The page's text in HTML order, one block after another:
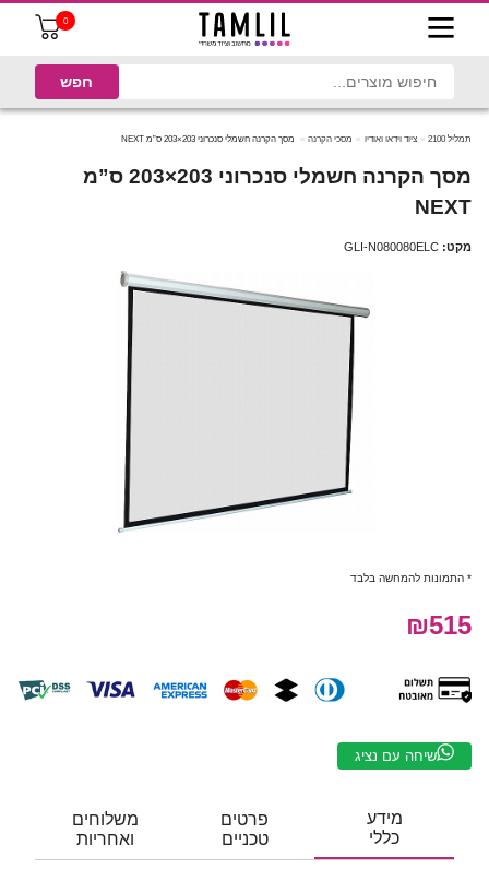
0
תמליל 2100 ציוד וידאו ואודיו מסכי הקרנה מסך הקרנה חשמלי סנכרוני 203×203 ס”מ NEXT
מסך הקרנה חשמלי סנכרוני 203×203 ס”מ
NEXT
מקט: GLI-N080080ELC
* התמונות להמחשה בלבד
₪515
שיחה עם נציג
מידע
כללי
פרטים
טכניים
משלוחים
ואחריות